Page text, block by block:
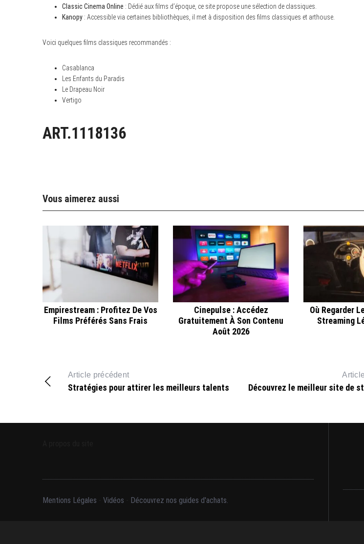
Classic Cinema Online : Dédié aux films d’époque, ce site propose une sélection de classiques.
Kanopy : Accessible via certaines bibliothèques, il met à disposition des films classiques et arthouse.
Voici quelques films classiques recommandés :
Casablanca
Les Enfants du Paradis
Le Drapeau Noir
Vertigo
ART.1118136
Vous aimerez aussi
Empirestream : Profitez De Vos
Films Préférés Sans Frais
Cinepulse : Accédez
Gratuitement À Son Contenu
Août 2026
Où Regarder
Streaming
Article précédent
Stratégies pour attirer les meilleurs talents
Découvrez le meilleur site de
Mentions Légales Vidéos Découvrez nos guides d'achats.